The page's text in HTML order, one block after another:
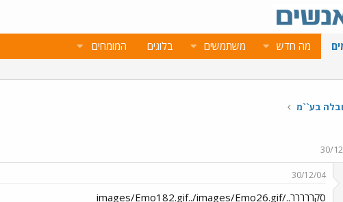
מה חדש משתמשים בלוגים המומחים
בע``מ
30/
30/12/04
סקררררר../images/Emo182.gif../images/Emo26.gif